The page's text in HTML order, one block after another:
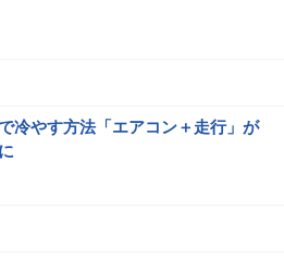
冷やす方法「エアコン＋走行」が